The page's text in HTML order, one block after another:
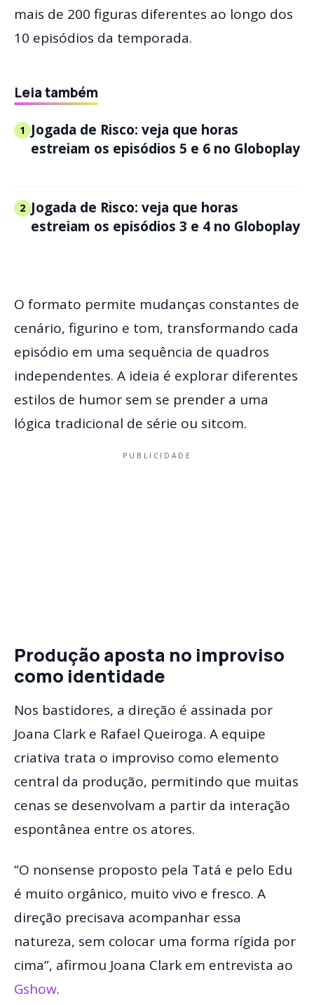
mais de 200 figuras diferentes ao longo dos
10 episódios da temporada.
Leia também
1 Jogada de Risco: veja que horas
estreiam os episódios 5 e 6 no Globoplay
2 Jogada de Risco: veja que horas
estreiam os episódios 3 e 4 no Globoplay
O formato permite mudanças constantes de
cenário, figurino e tom, transformando cada
episódio em uma sequência de quadros
independentes. A ideia é explorar diferentes
estilos de humor sem se prender a uma
lógica tradicional de série ou sitcom.
PUBLICIDADE
Produção aposta no improviso
como identidade
Nos bastidores, a direção é assinada por
Joana Clark e Rafael Queiroga. A equipe
criativa trata o improviso como elemento
central da produção, permitindo que muitas
cenas se desenvolvam a partir da interação
espontânea entre os atores.
“O nonsense proposto pela Tatá e pelo Edu
é muito orgânico, muito vivo e fresco. A
direção precisava acompanhar essa
natureza, sem colocar uma forma rígida por
cima”, afirmou Joana Clark em entrevista ao
Gshow.